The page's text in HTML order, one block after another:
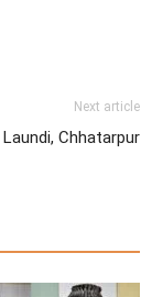
Next article
Chhatarpur